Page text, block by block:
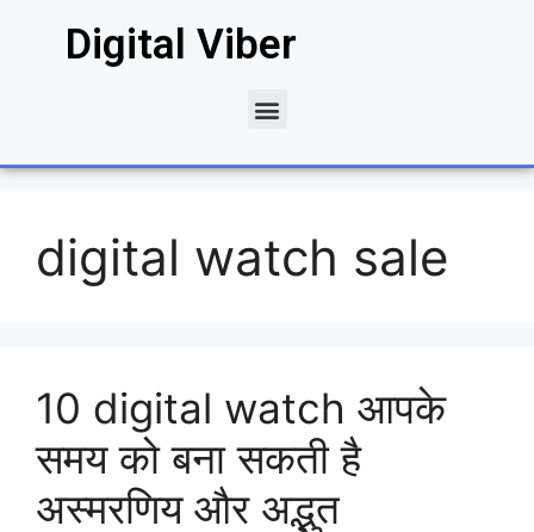
Digital Viber
digital watch sale
10 digital watch आपके
समय को बना सकती है
अस्मरणिय और अद्भुत